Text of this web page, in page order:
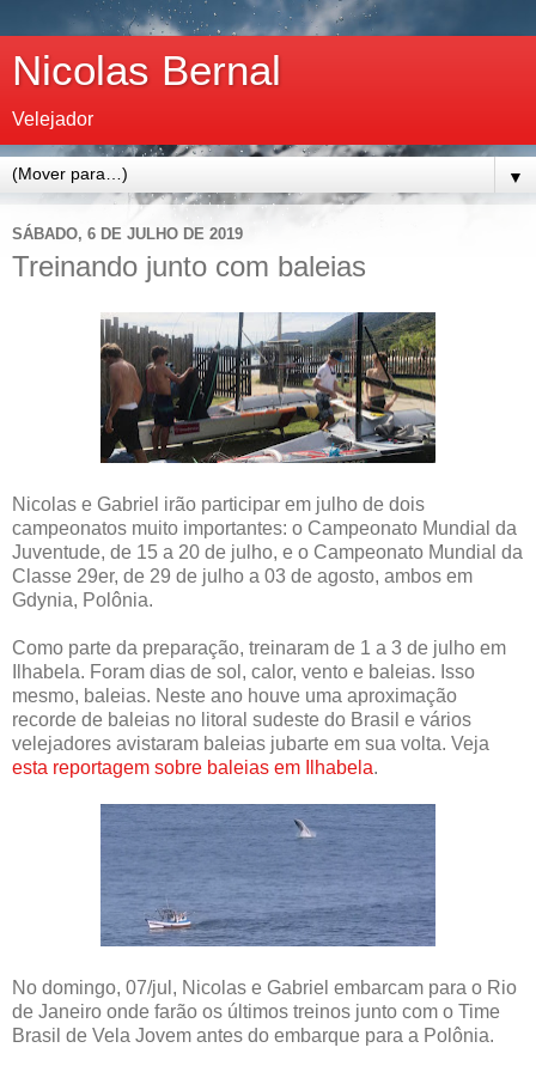
Nicolas Bernal
Velejador
▼
SÁBADO, 6 DE JULHO DE 2019
Treinando junto com baleias
Nicolas e Gabriel irão participar em julho de dois
campeonatos muito importantes: o Campeonato Mundial da
Juventude, de 15 a 20 de julho, e o Campeonato Mundial da
Classe 29er, de 29 de julho a 03 de agosto, ambos em
Gdynia, Polônia.
Como parte da preparação, treinaram de 1 a 3 de julho em
Ilhabela. Foram dias de sol, calor, vento e baleias. Isso
mesmo, baleias. Neste ano houve uma aproximação
recorde de baleias no litoral sudeste do Brasil e vários
velejadores avistaram baleias jubarte em sua volta. Veja
esta reportagem sobre baleias em Ilhabela.
No domingo, 07/jul, Nicolas e Gabriel embarcam para o Rio
de Janeiro onde farão os últimos treinos junto com o Time
Brasil de Vela Jovem antes do embarque para a Polônia.